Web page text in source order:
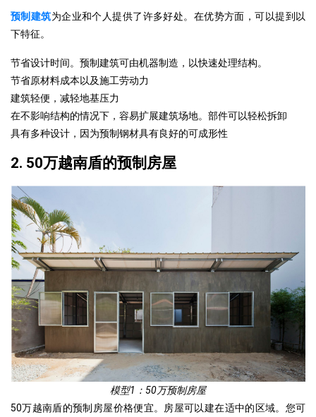
预制建筑为企业和个人提供了许多好处。在优势方面，可以提到以
下特征。
节省设计时间。预制建筑可由机器制造，以快速处理结构。
节省原材料成本以及施工劳动力
建筑轻便，减轻地基压力
在不影响结构的情况下，容易扩展建筑场地。部件可以轻松拆卸
具有多种设计，因为预制钢材具有良好的可成形性
2. 50万越南盾的预制房屋
模型1：50万预制房屋
50万越南盾的预制房屋价格便宜。房屋可以建在适中的区域。您可